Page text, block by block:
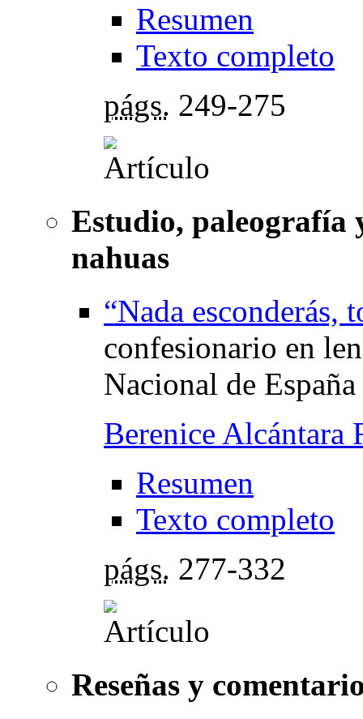
Resumen
Texto completo
págs. 249-275
Estudio, paleografía
nahuas
“Nada esconderás,
confesionario en
Nacional de España
Berenice Alcántara
Resumen
Texto completo
págs. 277-332
Reseñas y